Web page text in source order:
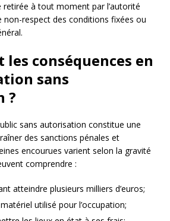
retirée à tout moment par l’autorité
non-respect des conditions fixées ou
les conséquences en
sans
?
sans autorisation constitue une
des sanctions pénales et
encourues varient selon la gravité
comprendre :
atteindre plusieurs milliers d’euros;
utilisé pour l’occupation;